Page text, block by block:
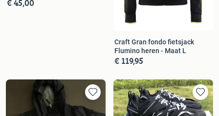
€ 45,00
Craft Gran fondo fietsjack
Flumino heren - Maat L
€ 119,95